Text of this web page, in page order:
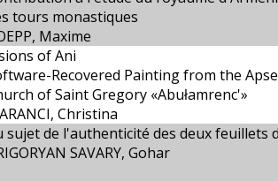
tours monastiques
Maxime
of Ani
Recovered Painting from the
of Saint Gregory «Abułamrenc'»
Christina
sujet de l'authenticité des deux feuillets
SAVARY, Gohar